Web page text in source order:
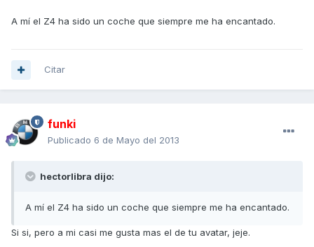
A mí el Z4 ha sido un coche que siempre me ha encantado.
Citar
funki
Publicado 6 de Mayo del 2013
hectorlibra dijo:
A mí el Z4 ha sido un coche que siempre me ha encantado.
Si si, pero a mi casi me gusta mas el de tu avatar, jeje.